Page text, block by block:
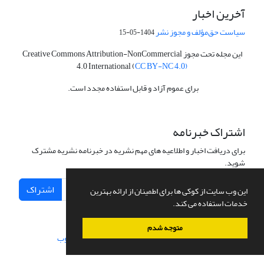
این وب سایت از کوکی ها برای اطمینان از ارائه بهترین
خدمات استفاده می کند.
متوجه شدم
آخرین اخبار
سیاست حق‌مؤلف و مجوز نشر1404-05-15
این مجله تحت مجوز Creative Commons Attribution-NonCommercial
4.0 International (CC BY-NC 4.0)
برای عموم آزاد و قابل استفاده مجدد است.
اشتراک خبرنامه
برای دریافت اخبار و اطلاعیه های مهم نشریه در خبرنامه نشریه مشترک
شوید.
اشتراک
سامانه مدیریت نشریات علمی.طراحی و پیاده سازی از سیناوب